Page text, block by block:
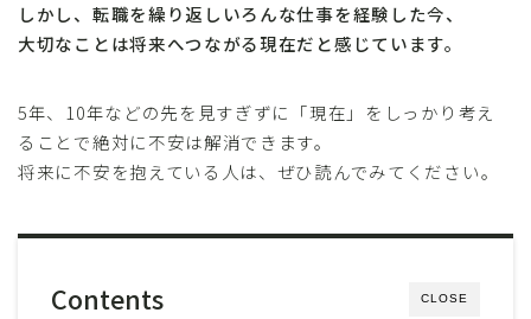
しかし、転職を繰り返しいろんな仕事を経験した今、
大切なことは将来へつながる現在だと感じています。
5年、10年などの先を見すぎずに「現在」をしっかり考え
ることで絶対に不安は解消できます。
将来に不安を抱えている人は、ぜひ読んでみてください。
CLOSE
Contents